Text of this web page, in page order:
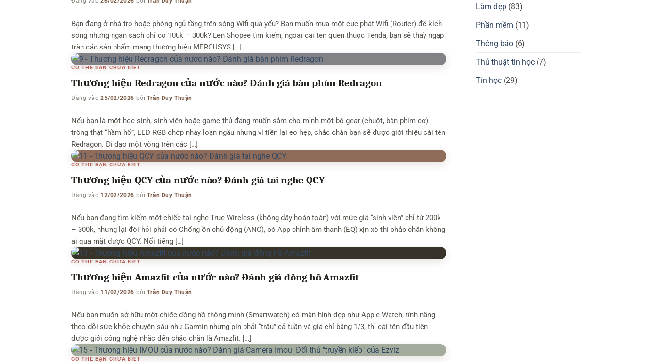
Bạn đang ở nhà trọ hoặc phòng ngủ tầng trên sóng Wifi quá yếu? Bạn muốn mua một cục phát Wifi (Router) để kích
sóng nhưng ngân sách chỉ có 100k – 300k? Lên Shopee tìm kiếm, ngoài cái tên quen thuộc Tenda, bạn sẽ thấy ngập
tràn các sản phẩm mang thương hiệu MERCUSYS […]
CÓ THỂ BẠN CHƯA BIẾT
Thương hiệu Redragon của nước nào? Đánh giá bàn phím Redragon
Đăng vào25/02/2026 bởi Trần Duy Thuận
Nếu bạn là một học sinh, sinh viên hoặc game thủ đang muốn sắm cho mình một bộ gear (chuột, bàn phím cơ)
trông thật “hầm hố”, LED RGB chớp nháy loạn ngầu nhưng ví tiền lại eo hẹp, chắc chắn bạn sẽ được giới thiệu cái tên
Redragon. Đi dạo một vòng trên các […]
CÓ THỂ BẠN CHƯA BIẾT
Thương hiệu QCY của nước nào? Đánh giá tai nghe QCY
Đăng vào 12/02/2026 bởi Trần Duy Thuận
Nếu bạn đang tìm kiếm một chiếc tai nghe True Wireless (không dây hoàn toàn) với mức giá “sinh viên” chỉ từ 200k
– 300k, nhưng lại đòi hỏi phải có Chống ồn chủ động (ANC), có App chỉnh âm thanh (EQ) xịn xò thì chắc chắn không
ai qua mặt được QCY. Nổi tiếng […]
CÓ THỂ BẠN CHƯA BIẾT
Thương hiệu Amazfit của nước nào? Đánh giá đồng hồ Amazfit
Đăng vào 11/02/2026 bởi Trần Duy Thuận
Nếu bạn muốn sở hữu một chiếc đồng hồ thông minh (Smartwatch) có màn hình đẹp như Apple Watch, tính năng
theo dõi sức khỏe chuyên sâu như Garmin nhưng pin phải “trâu” cả tuần và giá chỉ bằng 1/3, thì cái tên đầu tiên
được giới công nghệ nhắc đến chắc chắn là Amazfit. […]
CÓ THỂ BẠN CHƯA BIẾT
Pro,
Cloud
Làm đẹp(83)
Phần mềm (11)
Thông báo(6)
Thủ thuật tin học(7)
Tin học(29)